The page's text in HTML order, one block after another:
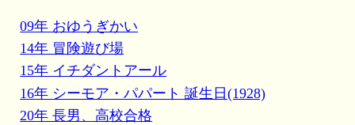
09年 おゆうぎかい
14年 冒険遊び場
15年 イチダントアール
16年 シーモア・パパート 誕生日(1928)
20年 長男、高校合格